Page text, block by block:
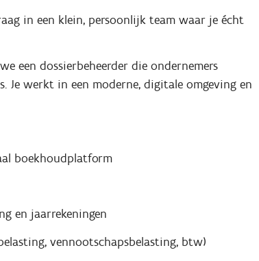
in een klein, persoonlijk team waar je écht
een dossierbeheerder die ondernemers
werkt in een moderne, digitale omgeving en
boekhoudplatform
en jaarrekeningen
vennootschapsbelasting, btw)